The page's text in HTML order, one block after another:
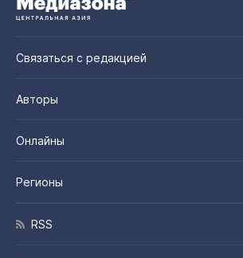
Связаться с редакцией
Авторы
Онлайны
Регионы
RSS